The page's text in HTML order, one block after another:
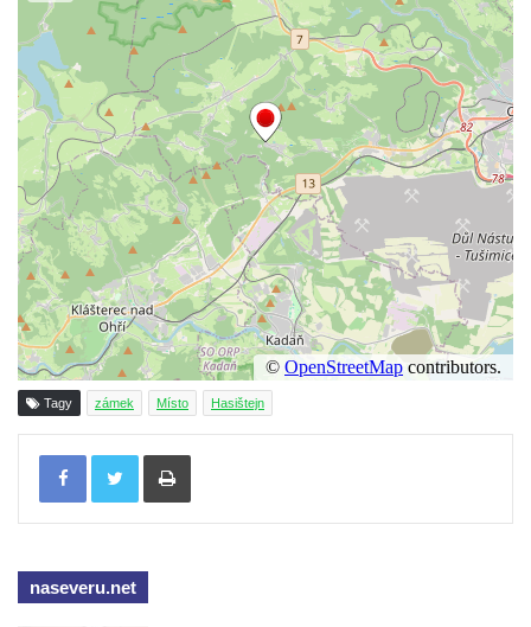
Zámek Hořín
Zámek Boreč
Zámek Mšené-lázně
Zámek Lenešice
Zámek Budenice
Zámek Štáf ve Zlonicích
Zámek Poutnov
Zámek Mnichovo Hradiště
Zámeček u Vysoké Lípy
Zámek Chomutov
Zámek nad Vysokou Lípou
Zámek v Lázních Libverda
Zámek v Pnětlukách u Podsedic
Zámek Skalka u Vlastislavi
Tagy zámek Místo Hasištejn
Tisknout
naseveru.net